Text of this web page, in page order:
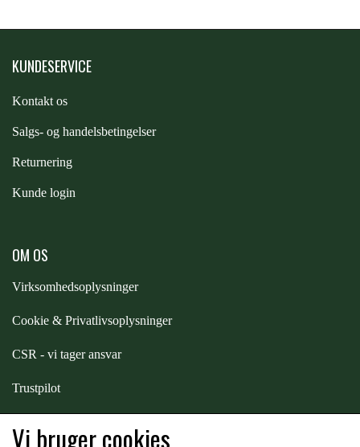
WAHLSTEN
WALSH
KUNDESERVICE
Kontakt os
Salgs- og handelsbetingelser
Returnering
Kunde login
OM OS
Virksomhedsoplysninger
Cookie & Privatlivsoplysninger
CSR - vi tager ansvar
Trustpilot
Vi bruger cookies